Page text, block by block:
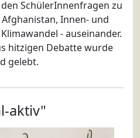
SchülerInnenfragen zu
Innen- und
- auseinander.
hitzigen Debatte wurde
gelebt.
aktiv"